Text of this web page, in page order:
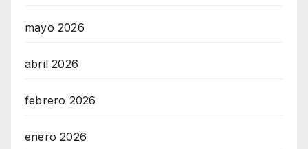
mayo 2026
abril 2026
febrero 2026
enero 2026